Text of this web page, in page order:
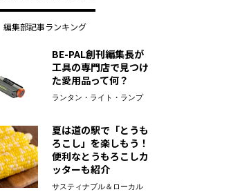
編集部記事ランキング
BE-PAL創刊編集長が
工具の専門店で見つけ
た愛用品って何？
ランタン・ライト・ランプ
夏は道の駅で「とうも
ろこし」を楽しもう！
便利なとうもろこしカ
ッターも紹介
サスティナブル＆ローカル